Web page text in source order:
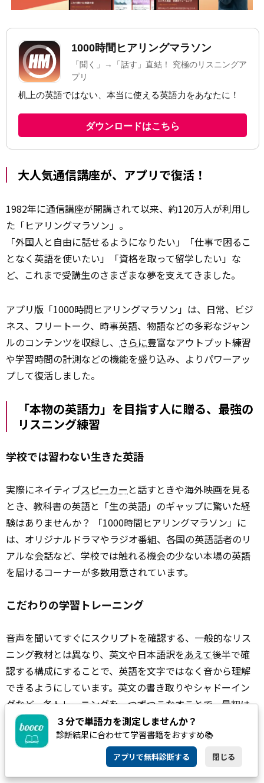
大人気通信講座が、アプリで復活！
1982年に通信講座が開講されて以来、約120万人が利用し
た「ヒアリングマラソン」。
「外国人と自由に話せるようになりたい」「仕事で困るこ
となく英語を使いたい」「資格を取って留学したい」な
ど、これまで受講生のさまざまな夢を支えてきました。
アプリ版「1000時間ヒアリングマラソン」は、日常、ビジ
ネス、フリートーク、時事英語、物語などの多彩なジャン
ルのコンテンツを収録し、 さらに豊富なアウトプット練習
や学習時間の計測などの機能を盛り込み、よりパワーアッ
プして復活しました。
「本物の英語力」を目指す人に贈る、最強の
リスニング練習
学校では習わない生きた英語
実際にネイティブスピーカー と話すときや海外映画を見る
とき、教科書の英語と「生の英語」のギャップに驚いた経
験はありませんか？ 「1000時間ヒアリングマラソン」に
は、オリジナルドラマやラジオ番組、各国の英語話者のリ
アルな会話など、学校では触れる機会の少ない本場の英語
を届けるコーナーが多数用意されています。
こだわりの学習トレーニング
音声を聞いてすぐにスクリプトを確認する、一般的なリス
ニング教材とは異なり、英文や日本語訳をあえて後半で確
認する構成にすることで、英語を文字ではなく音から理解
できるようにしています。英文の書き取りやシャドーイン
グなど、各トレーニングを一つずつこなすことで、最初は
聞き取りが難しかった英文も深く理解できるようになりま
す。
あらゆる角度から耳を鍛える豊富なコンテンツ
３分で単語力を測定しませんか？
診断結果に合わせて学習書籍をおすすめ📚
アプリで無料診断する 閉じる